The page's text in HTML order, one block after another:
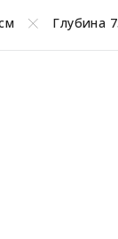
Глубина